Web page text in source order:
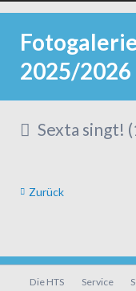
2025/2026
Sexta singt!
Zurück
Navigation
Die HTS Service